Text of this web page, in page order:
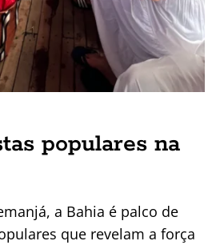
populares na
a Bahia é palco de
que revelam a força